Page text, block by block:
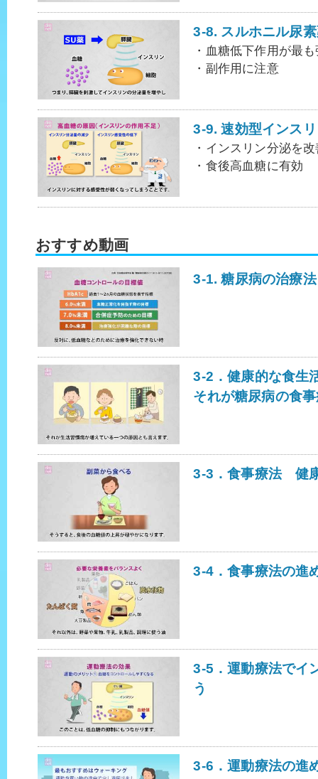
3-8. スルホニル尿
・血糖低下作用が最
・副作用に注意
3-9. 速効型インス
・インスリン分泌を
・食後高血糖に有効
おすすめ動画
3-1. 糖尿病の治療法
3-2．健康的な食生
それが糖尿病の食
3-3．食事療法 健
3-4．食事療法の進
3-5．運動療法でイ
う
3-6．運動療法の進